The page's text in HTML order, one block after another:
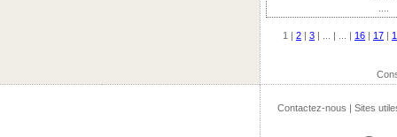
1 | 2 | 3 | ... | ... | 16 | 17 |
Contactez-nous | Sites